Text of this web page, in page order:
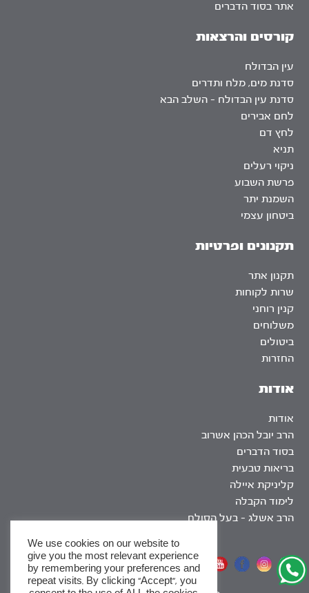
אודות
אודות
הרב יובל הכהן אשרוב
בסוד הדברים
בריאות טבעית
קליניקת איילה
לימוד הקבלה
הרב אשלג – בעל הסולם
אתר בסוד הדברים
קורסים והרצאות
עין הבדולח
סדנת מים, מלח ותדרים
סדנת עין הבדולח – השלב הבא
לחם אבירים
לחץ דם
תניא
ניקוי רעלים
פרשת השבוע
השמנת יתר
ביטחון עצמי
תקנונים ופרטיות
תקנון אתר
שרות לקוחות
קנין רוחני
משלוחים
ביטולים
החזרות
אתר שומר שבת
We use cookies on our website to
give you the most relevant experience
by remembering your preferences and
repeat visits. By clicking “Accept”, you